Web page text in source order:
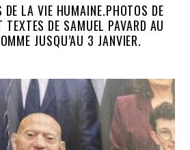
DE LA VIE HUMAINE.PHOTOS DE
DE SAMUEL PAVARD AU
JUSQU’AU 3 JANVIER.